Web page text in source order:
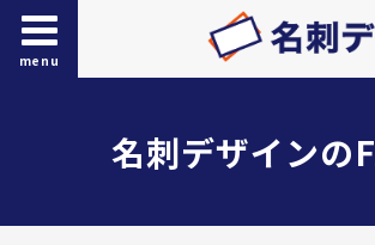
menu
名刺デザインの